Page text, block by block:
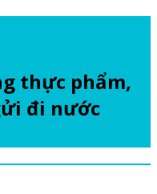
thực phẩm,
đi nước